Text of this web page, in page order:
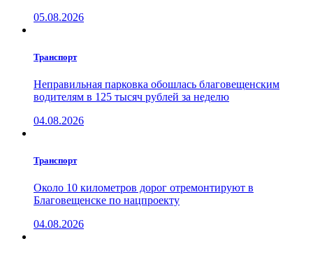
05.08.2026
Транспорт
Неправильная парковка обошлась благовещенским
водителям в 125 тысяч рублей за неделю
04.08.2026
Транспорт
Около 10 километров дорог отремонтируют в
Благовещенске по нацпроекту
04.08.2026